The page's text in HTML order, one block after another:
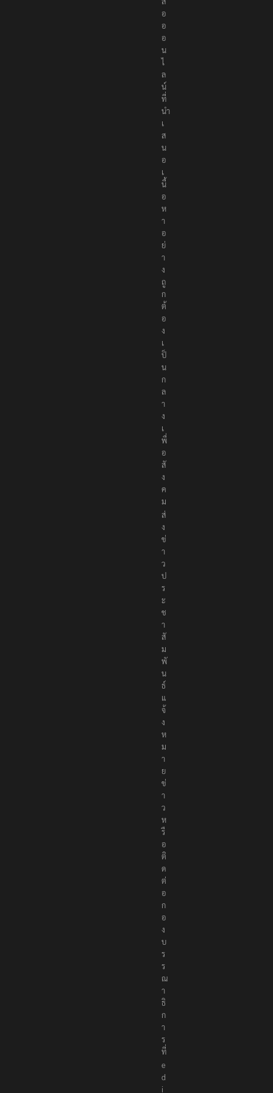
อ
อ
อ
น
ไ
ล
น์
ที่
นำ
เ
ส
น
อ
เ
นื้
อ
ห
า
อ
ย่
า
ง
ถู
ก
ต้
อ
ง
เ
ป็
น
ก
ล
า
ง
เ
พื่
อ
สั
ง
ค
ม
ส่
ง
ข่
า
ว
ป
ร
ะ
ช
า
สั
ม
พั
น
ธ์
แ
จ้
ง
ห
ม
า
ย
ข่
า
ว
ห
รื
อ
ติ
ด
ต่
อ
ก
อ
ง
บ
ร
ร
ณ
า
ธิ
ก
า
ร
ที่
e
d
i